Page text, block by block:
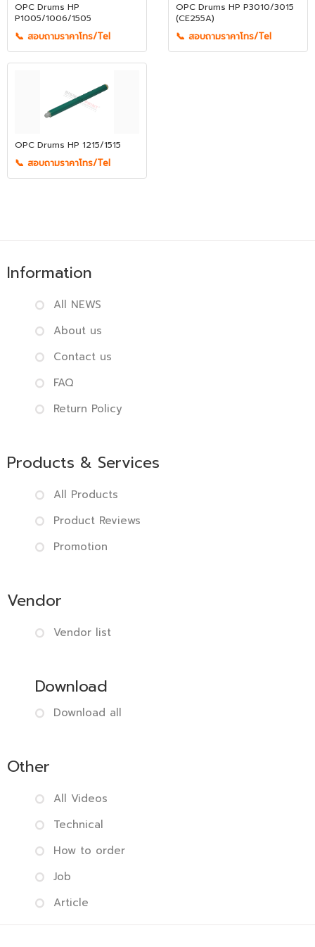
OPC Drums HP
P1005/1006/1505
📞 สอบถามราคาโทร/Tel
OPC Drums HP P3010/3015
(CE255A)
📞 สอบถามราคาโทร/Tel
OPC Drums HP 1215/1515
📞 สอบถามราคาโทร/Tel
Information
All NEWS
About us
Contact us
FAQ
Return Policy
Products & Services
All Products
Product Reviews
Promotion
Vendor
Vendor list
Download
Download all
Other
All Videos
Technical
How to order
Job
Article